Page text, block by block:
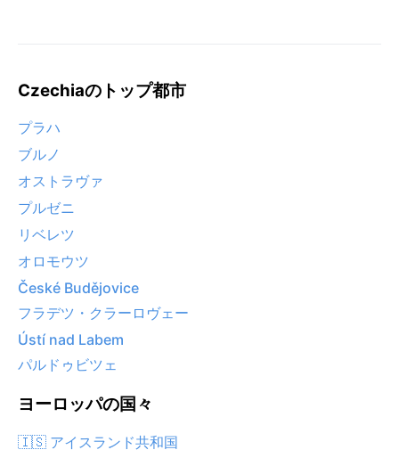
Czechiaのトップ都市
プラハ
ブルノ
オストラヴァ
プルゼニ
リベレツ
オロモウツ
České Budějovice
フラデツ・クラーロヴェー
Ústí nad Labem
パルドゥビツェ
ヨーロッパの国々
🇮🇸 アイスランド共和国